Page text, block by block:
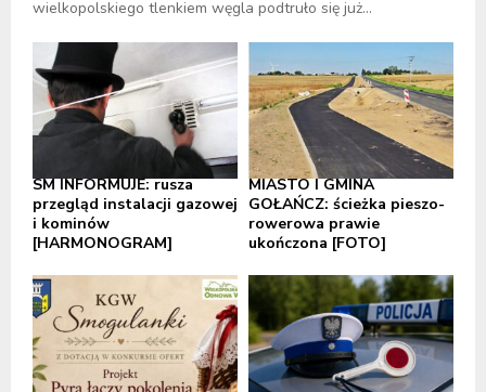
wielkopolskiego tlenkiem węgla podtruło się już...
SM INFORMUJE: rusza
przegląd instalacji gazowej
i kominów
[HARMONOGRAM]
MIASTO I GMINA
GOŁAŃCZ: ścieżka pieszo-
rowerowa prawie
ukończona [FOTO]